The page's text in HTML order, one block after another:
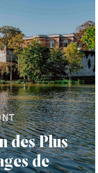
des Plus
de